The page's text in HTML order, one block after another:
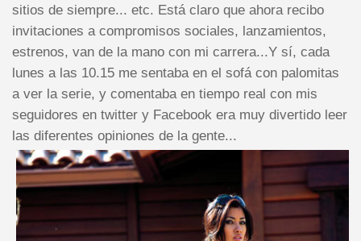
sitios de siempre... etc. Está claro que ahora recibo
invitaciones a compromisos sociales, lanzamientos,
estrenos, van de la mano con mi carrera...Y sí, cada
lunes a las 10.15 me sentaba en el sofá con palomitas
a ver la serie, y comentaba en tiempo real con mis
seguidores en twitter y Facebook era muy divertido leer
las diferentes opiniones de la gente...